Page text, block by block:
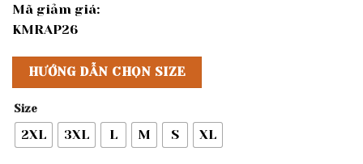
Mã giảm giá:
KMRAP26
HƯỚNG DẪN CHỌN SIZE
Size
2XL 3XL L M S XL